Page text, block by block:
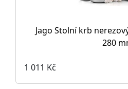
Jago Stolní krb
280
1 011 Kč